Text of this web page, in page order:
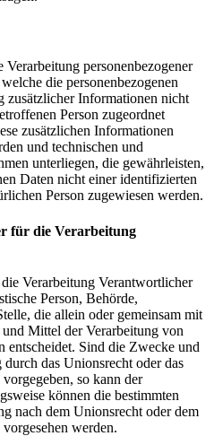
personenbezogener
die personenbezogenen
zusätzlicher Informationen nicht
Person zugeordnet
zusätzlichen Informationen
und technischen und
unterliegen, die gewährleisten,
Daten nicht einer identifizierten
Person zugewiesen werden.
für die Verarbeitung
Verarbeitung Verantwortlicher
Person, Behörde,
die allein oder gemeinsam mit
Mittel der Verarbeitung von
entscheidet. Sind die Zwecke und
das Unionsrecht oder das
so kann der
können die bestimmten
nach dem Unionsrecht oder dem
werden.